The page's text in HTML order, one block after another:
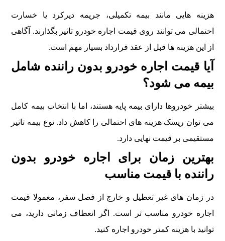
هزینه هایی مانند بیمه تکمیلی، جریمه دیرکرد یا خسارت
احتمالی می توانند روی قیمت اجاره خودرو تاثیر بگذارند. آگاهی
از این هزینه ها قبل از عقد قرارداد بسیار مهم است.
آیا قیمت اجاره خودرو بدون راننده شامل
بیمه می شود؟
بیشتر خودروها دارای بیمه پایه هستند، اما با انتخاب بیمه کامل
می توان ریسک هزینه های احتمالی را کاهش داد. نوع بیمه تاثیر
مستقیمی بر قیمت نهایی دارد.
بهترین زمان برای اجاره خودرو بدون
راننده با قیمت مناسب
در زمان های غیر تعطیل و خارج از فصل سفر، معمولا قیمت
اجاره خودرو مناسب تر است. اگر انعطاف زمانی دارید، می
توانید با هزینه کمتر خودرو اجاره کنید.